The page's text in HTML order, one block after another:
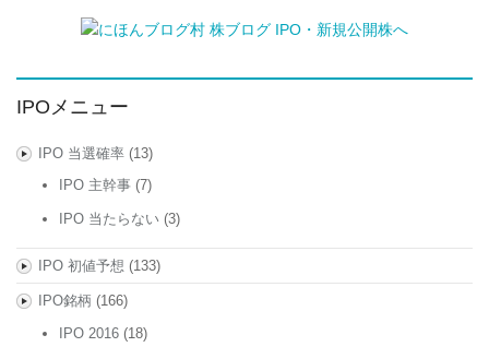
IPOメニュー
IPO 当選確率(13)
IPO 主幹事 (7)
IPO 当たらない (3)
IPO 初値予想 (133)
IPO銘柄 (166)
IPO 2016 (18)